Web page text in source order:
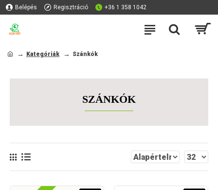
Belépés Regisztráció +36 1 358 1042
Kategóriák Szánkók
SZÁNKÓK